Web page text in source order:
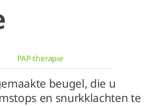
PAP-therapie
beugel, die u
en snurkklachten te